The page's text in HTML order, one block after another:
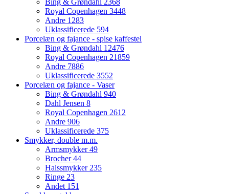
Bing & Grøndahl 2368
Royal Copenhagen 3448
Andre 1283
Uklassificerede 594
Porcelæn og fajance - spise kaffestel
Bing & Grøndahl 12476
Royal Copenhagen 21859
Andre 7886
Uklassificerede 3552
Porcelæn og fajance - Vaser
Bing & Grøndahl 940
Dahl Jensen 8
Royal Copenhagen 2612
Andre 906
Uklassificerede 375
Smykker, double m.m.
Armsmykker49
Brocher44
Halssmykker 235
Ringe 23
Andet 151